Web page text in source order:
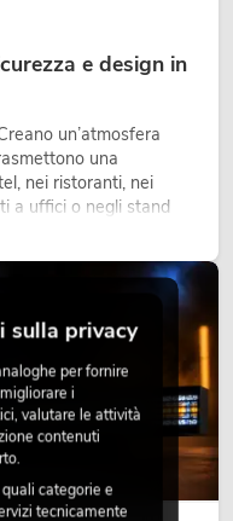
e design in
un’atmosfera
una
nei ristoranti, nei
a uffici o negli stand
è ormai parte
sulla privacy
per fornire
i
valutare le attività
contenuti
categorie e
tecnicamente